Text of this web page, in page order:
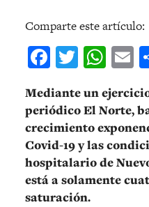
Comparte este artículo:
Facebook
Twitter
Mediante un
periódico El Norte,
crecimiento
Covid-19 y las
hospitalario de
está a solamente
saturación.